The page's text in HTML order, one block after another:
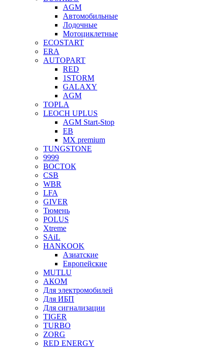
AGM
Автомобильные
Лодочные
Мотоциклетные
ECOSTART
ERA
AUTOPART
RED
1STORM
GALAXY
AGM
TOPLA
LEOCH UPLUS
AGM Start-Stop
EB
MX premium
TUNGSTONE
9999
ВОСТОК
CSB
WBR
LFA
GIVER
Тюмень
POLUS
Xtreme
SAiL
HANKOOK
Азиатские
Европейские
MUTLU
АКОМ
Для электромобилей
Для ИБП
Для сигнализации
TIGER
TURBO
ZORG
RED ENERGY